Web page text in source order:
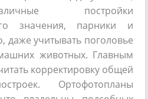
постройки
значения, парники и
даже учитывать поголовье
животных. Главным
корректировку общей
Ортофотопланы